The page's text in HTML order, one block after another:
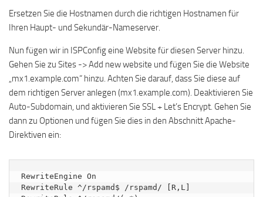
Ersetzen Sie die Hostnamen durch die richtigen Hostnamen für
Ihren Haupt- und Sekundär-Nameserver.
Nun fügen wir in ISPConfig eine Website für diesen Server hinzu.
Gehen Sie zu Sites -> Add new website und fügen Sie die Website
„mx1.example.com“ hinzu. Achten Sie darauf, dass Sie diese auf
dem richtigen Server anlegen (mx1.example.com). Deaktivieren Sie
Auto-Subdomain, und aktivieren Sie SSL + Let’s Encrypt. Gehen Sie
dann zu Optionen und fügen Sie dies in den Abschnitt Apache-
Direktiven ein:
RewriteEngine On
RewriteRule ^/rspamd$ /rspamd/ [R,L]